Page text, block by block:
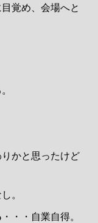
覚め、会場へと
かと思ったけど
。
・・・自業自得。